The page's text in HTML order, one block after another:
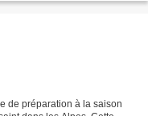
de préparation à la saison